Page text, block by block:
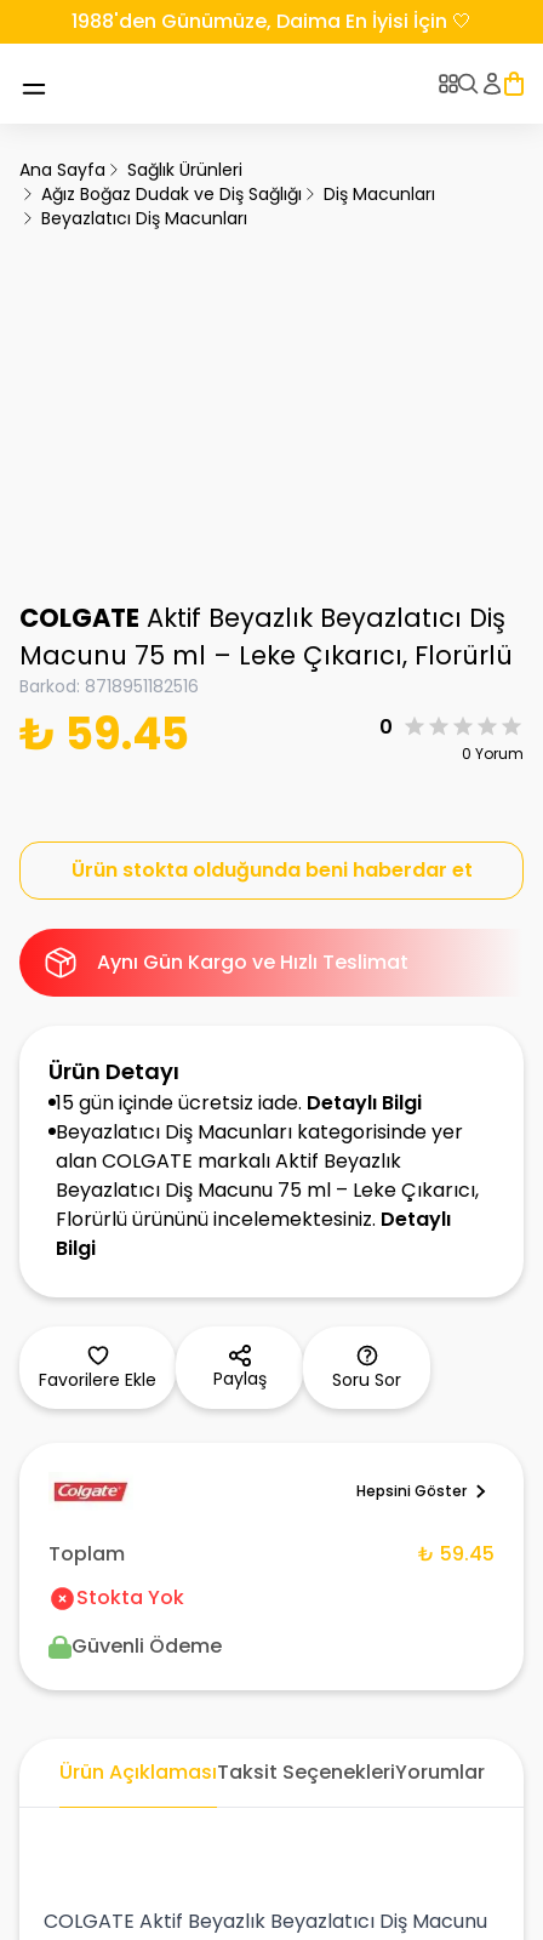
1988'den Günümüze, Daima En İyisi İçin 🤍
Ana Sayfa
Sağlık Ürünleri
Ağız Boğaz Dudak ve Diş Sağlığı
Diş Macunları
Beyazlatıcı Diş Macunları
COLGATE Aktif Beyazlık Beyazlatıcı Diş
Macunu 75 ml – Leke Çıkarıcı, Florürlü
Barkod: 8718951182516
₺ 59.45 0
0 Yorum
Ürün stokta olduğunda beni haberdar et
Aynı Gün Kargo ve Hızlı Teslimat
Ürün Detayı
15 gün içinde ücretsiz iade. Detaylı Bilgi
Beyazlatıcı Diş Macunları kategorisinde yer
alan COLGATE markalı Aktif Beyazlık
Beyazlatıcı Diş Macunu 75 ml – Leke Çıkarıcı,
Florürlü ürününü incelemektesiniz. Detaylı
Bilgi
Favorilere Ekle Paylaş Soru Sor
Hepsini Göster
Toplam
₺ 59.45
Stokta Yok
Güvenli Ödeme
Ürün AçıklamasıTaksit SeçenekleriYorumlar
COLGATE Aktif Beyazlık Beyazlatıcı Diş Macunu